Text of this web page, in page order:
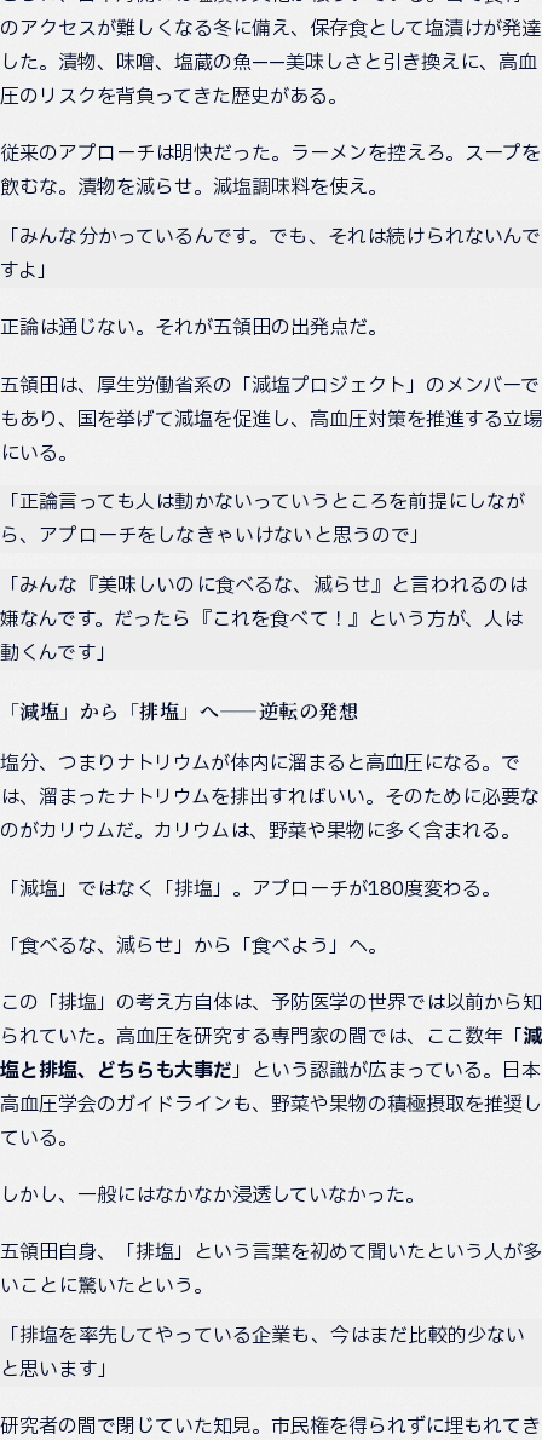
のアクセスが難しくなる冬に備え、保存食として塩漬けが発達
した。漬物、味噌、塩蔵の魚——美味しさと引き換えに、高血
圧のリスクを背負ってきた歴史がある。
従来のアプローチは明快だった。ラーメンを控えろ。スープを
飲むな。漬物を減らせ。減塩調味料を使え。
「みんな分かっているんです。でも、それは続けられないんで
すよ」
正論は通じない。それが五領田の出発点だ。
五領田は、厚生労働省系の「減塩プロジェクト」のメンバーで
もあり、国を挙げて減塩を促進し、高血圧対策を推進する立場
にいる。
「正論言っても人は動かないっていうところを前提にしなが
ら、アプローチをしなきゃいけないと思うので」
「みんな『美味しいのに食べるな、減らせ』と言われるのは
嫌なんです。だったら『これを食べて！』という方が、人は
動くんです」
「減塩」から「排塩」へ——逆転の発想
塩分、つまりナトリウムが体内に溜まると高血圧になる。で
は、溜まったナトリウムを排出すればいい。そのために必要な
のがカリウムだ。カリウムは、野菜や果物に多く含まれる。
「減塩」ではなく「排塩」。アプローチが180度変わる。
「食べるな、減らせ」から「食べよう」へ。
この「排塩」の考え方自体は、予防医学の世界では以前から知
られていた。高血圧を研究する専門家の間では、ここ数年「減
塩と排塩、どちらも大事だ」という認識が広まっている。日本
高血圧学会のガイドラインも、野菜や果物の積極摂取を推奨し
ている。
しかし、一般にはなかなか浸透していなかった。
五領田自身、「排塩」という言葉を初めて聞いたという人が多
いことに驚いたという。
「排塩を率先してやっている企業も、今はまだ比較的少ない
と思います」
研究者の間で閉じていた知見。市民権を得られずに埋もれてき